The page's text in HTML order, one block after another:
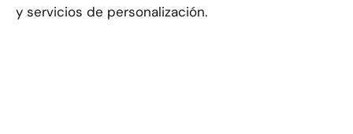
y servicios de personalización.